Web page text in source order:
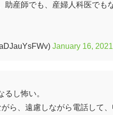
助産師でも、産婦人科医でも
January 16, 2021
し怖い。
ら、遠慮しながら電話して